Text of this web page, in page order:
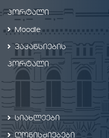
პორტალი
Moodle
ვაკანსიების
პორტალი
სიახლეები
ღონისძიებები